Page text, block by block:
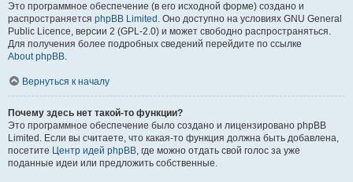
Это программное обеспечение (в его исходной форме) создано и
распространяется phpBB Limited . Оно доступно на условиях GNU General
Public Licence, версии 2 (GPL-2.0) и может свободно распространяться.
Для получения более подробных сведений перейдите по ссылке
About phpBB.
Вернуться к началу
Почему здесь нет такой-то функции?
Это программное обеспечение было создано и лицензировано phpBB
Limited. Если вы считаете, что какая-то функция должна быть добавлена,
посетите Центр идей phpBB, где можно отдать свой голос за уже
поданные идеи или предложить собственные.